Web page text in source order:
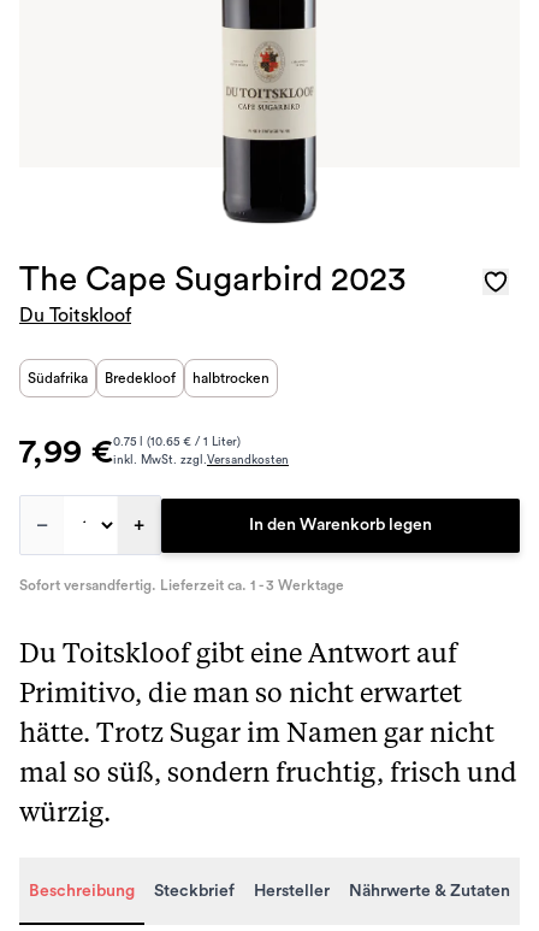
The Cape Sugarbird 2023
Du Toitskloof
Südafrika Bredekloof halbtrocken
7,99 €0.75 l (10.65 € / 1 Liter)
inkl. MwSt. zzgl.Versandkosten
– + In den Warenkorb legen
Sofort versandfertig. Lieferzeit ca. 1 - 3 Werktage
Du Toitskloof gibt eine Antwort auf
Primitivo, die man so nicht erwartet
hätte. Trotz Sugar im Namen gar nicht
mal so süß, sondern fruchtig, frisch und
würzig.
Beschreibung Steckbrief Hersteller Nährwerte & Zutaten